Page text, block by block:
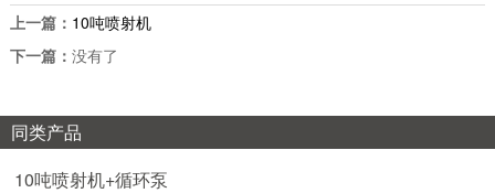
上一篇： 10吨喷射机
下一篇： 没有了
同类产品
10吨喷射机+循环泵